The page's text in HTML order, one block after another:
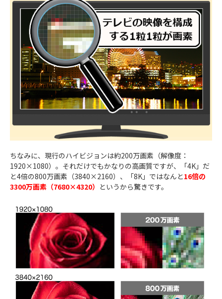
ちなみに、現行のハイビジョンは約200万画素（解像度：
1920×1080）。それだけでもかなりの高画質ですが、「4K」だ
と4倍の800万画素（3840×2160）、「8K」ではなんと16倍の
3300万画素（7680×4320） というから驚きです。